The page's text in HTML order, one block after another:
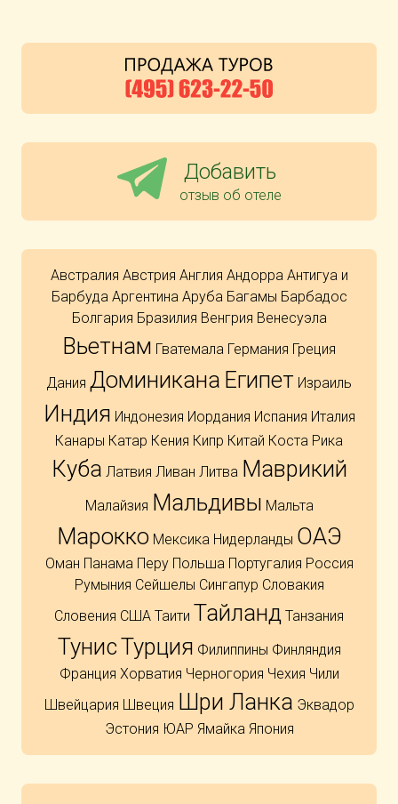
Добавить
отзыв об отеле
Австралия Австрия Англия Андорра Антигуа и
Барбуда Аргентина Аруба Багамы Барбадос
Болгария Бразилия Венгрия Венесуэла
Вьетнам Гватемала Германия Греция
Дания Доминикана Египет Израиль
Индия Индонезия Иордания Испания Италия
Канары Катар Кения Кипр Китай Коста Рика
Куба Латвия Ливан Литва Маврикий
Малайзия Мальдивы Мальта
Марокко Мексика Нидерланды ОАЭ
Оман Панама Перу Польша Португалия Россия
Румыния Сейшелы Сингапур Словакия
Словения США Таити Тайланд Танзания
ТунисТурция Филиппины Финляндия
Франция Хорватия Черногория Чехия Чили
Швейцария Швеция Шри Ланка Эквадор
Эстония ЮАР Ямайка Япония